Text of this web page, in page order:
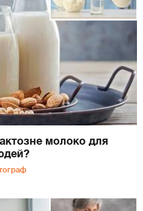
молоко для